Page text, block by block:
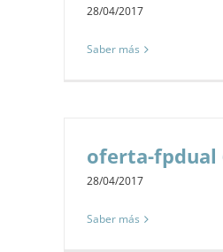
28/04/2017
Saber más
oferta-fpdual
28/04/2017
Saber más